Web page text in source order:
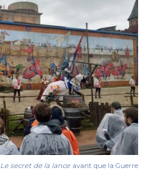
Le secret de la lanceavant que la Guerre